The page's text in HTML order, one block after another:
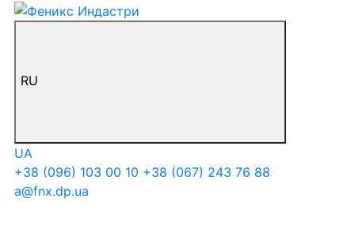
RU
UA
+38 (096) 103 00 10 +38 (067) 243 76 88
a@fnx.dp.ua